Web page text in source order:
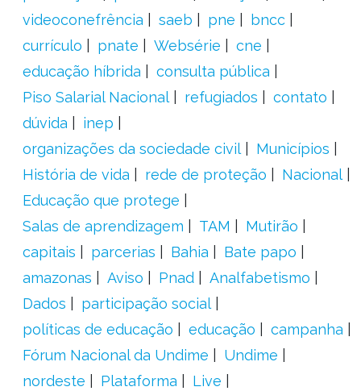
videoconefrência
saeb pne
bncc
currículo
pnate Websérie
cne
educação híbrida
consulta pública
Piso Salarial Nacional
refugiados
contato
dúvida
inep
organizações da sociedade civil
Municípios
História de vida
rede de proteção
Nacional
Educação que protege
Salas de aprendizagem
TAM
Mutirão
capitais
parcerias Bahia
Bate papo
amazonas
Aviso Pnad
Analfabetismo
Dados
participação social
políticas de educação
educação
campanha
Fórum Nacional da Undime
Undime
nordeste
Plataforma
Live